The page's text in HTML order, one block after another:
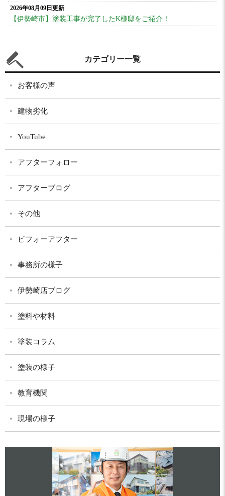
2026年08月09日更新
【伊勢崎市】塗装工事が完了したK様邸をご紹介！
カテゴリー一覧
お客様の声
建物劣化
YouTube
アフターフォロー
アフターブログ
その他
ビフォーアフター
事務所の様子
伊勢崎店ブログ
塗料や材料
塗装コラム
塗装の様子
教育機関
現場の様子